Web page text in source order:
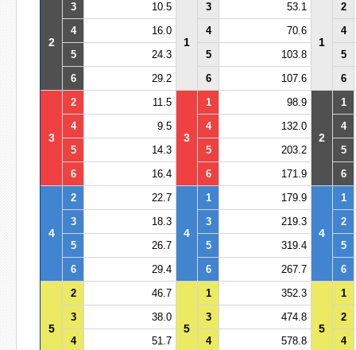
2
3 10.5
1
3 53.1
1
2
4
16.0 4 70.6
4
5
24.3 5 103.8
5
6
29.2 6 107.6 6
3
2 11.5
3
1 98.9
2
1
4
9.5 4 132.0
4
5
14.3 5 203.2
5
6
16.4 6 171.9 6
4
2 22.7
4
1 179.9
4
1
3
18.3 3 219.3
2
5
26.7 5 319.4
5
6
29.4 6 267.7 6
5
2 46.7
5
1 352.3
5
1
3
38.0 3 474.8
2
4
51.7 4 578.8
4